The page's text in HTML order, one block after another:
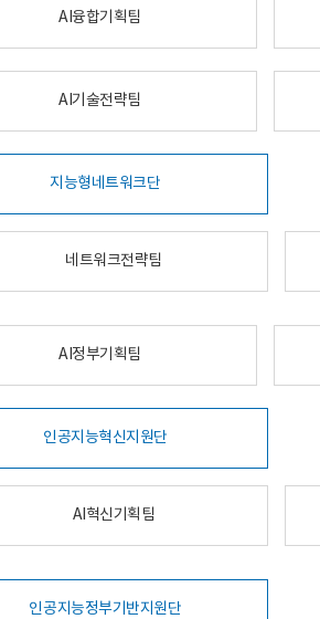
AI융합기획팀
AI기술전략팀
지능형네트워크단
네트워크전략팀
AI정부기획팀
인공지능혁신지원단
AI혁신기획팀
인공지능정부기반지원단